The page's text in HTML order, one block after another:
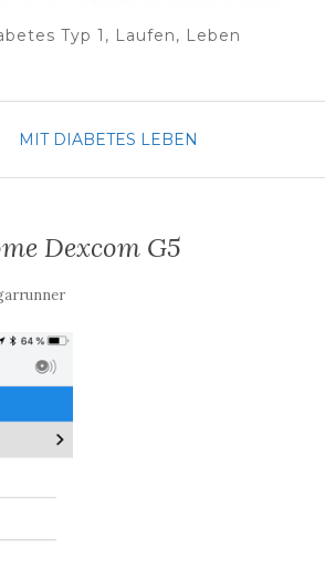
Typ 1, Laufen, Leben
MIT DIABETES LEBEN
Dexcom G5